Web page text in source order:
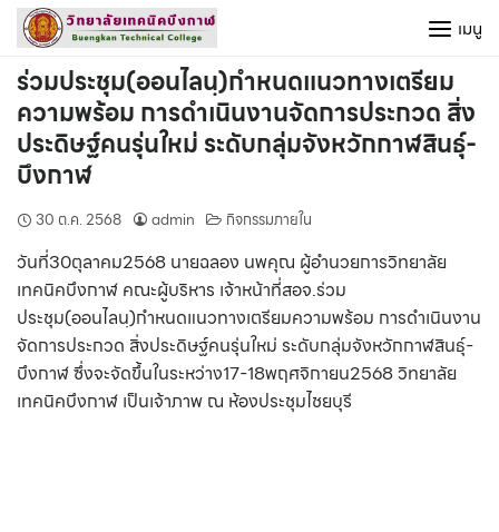
Skip
content
เมนู
ร่วมประชุม(ออนไลนฺ)กำหนดแนวทางเตรียม
ความพร้อม การดำเนินงานจัดการประกวด สิ่ง
ประดิษฐ์คนรุ่นใหม่ ระดับกลุ่มจังหวักกาฬสินธุ์-
บึงกาฬ
30 ต.ค. 2568 admin กิจกรรมภายใน
วันที่30ตุลาคม2568 นายฉลอง นพคุณ ผู้อำนวยการวิทยาลัย
เทคนิคบึงกาฬ คณะผู้บริหาร เจ้าหน้าที่สอจ.ร่วม
ประชุม(ออนไลนฺ)กำหนดแนวทางเตรียมความพร้อม การดำเนินงาน
จัดการประกวด สิ่งประดิษฐ์คนรุ่นใหม่ ระดับกลุ่มจังหวักกาฬสินธุ์-
บึงกาฬ ซึ่งจะจัดขึ้นในระหว่าง17-18พฤศจิกายน2568 วิทยาลัย
เทคนิคบึงกาฬ เป็นเจ้าภาพ ณ ห้องประชุมไชยบุรี